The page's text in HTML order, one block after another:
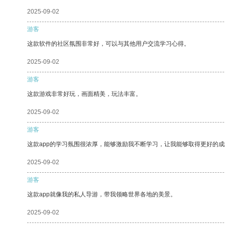
2025-09-02
游客
这款软件的社区氛围非常好，可以与其他用户交流学习心得。
2025-09-02
游客
这款游戏非常好玩，画面精美，玩法丰富。
2025-09-02
游客
这款app的学习氛围很浓厚，能够激励我不断学习，让我能够取得更好的
2025-09-02
游客
这款app就像我的私人导游，带我领略世界各地的美景。
2025-09-02